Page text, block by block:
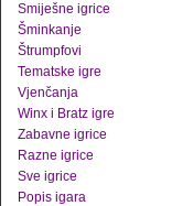
Smiješne igrice
Šminkanje
Štrumpfovi
Tematske igre
Vjenčanja
Winx i Bratz igre
Zabavne igrice
Razne igrice
Sve igrice
Popis igara